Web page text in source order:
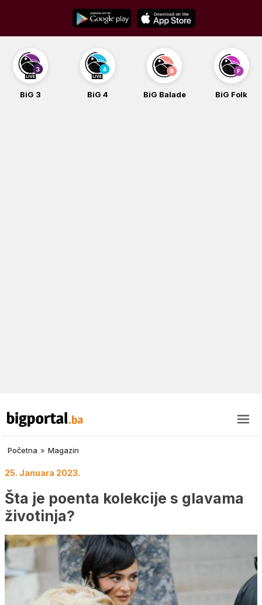
content
BiG 3 BiG 4 BiG Balade BiG Folk
Početna » Magazin
25. Januara 2023.
Šta je poenta kolekcije s glavama
životinja?